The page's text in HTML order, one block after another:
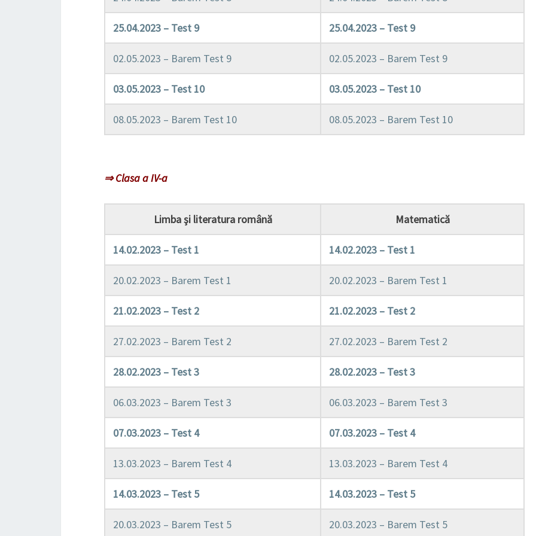
25.04.2023 – Test 9 25.04.2023 – Test 9
02.05.2023 – Barem Test 9 02.05.2023 – Barem Test 9
03.05.2023 – Test 10 03.05.2023 – Test 10
08.05.2023 – Barem Test 10 08.05.2023 – Barem Test 10
⇒ Clasa a IV-a
Limba şi literatura română Matematică
14.02.2023 – Test 1 14.02.2023 – Test 1
20.02.2023 – Barem Test 1 20.02.2023 – Barem Test 1
21.02.2023 – Test 2 21.02.2023 – Test 2
27.02.2023 – Barem Test 2 27.02.2023 – Barem Test 2
28.02.2023 – Test 3 28.02.2023 – Test 3
06.03.2023 – Barem Test 3 06.03.2023 – Barem Test 3
07.03.2023 – Test 4 07.03.2023 – Test 4
13.03.2023 – Barem Test 4 13.03.2023 – Barem Test 4
14.03.2023 – Test 5 14.03.2023 – Test 5
20.03.2023 – Barem Test 5 20.03.2023 – Barem Test 5